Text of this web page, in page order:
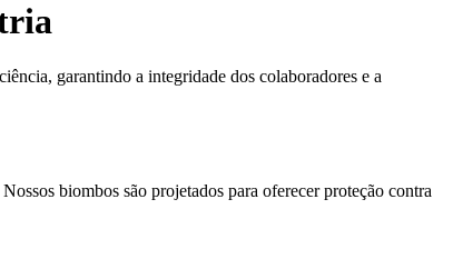
garantindo a integridade dos colaboradores e a
biombos são projetados para oferecer proteção contra